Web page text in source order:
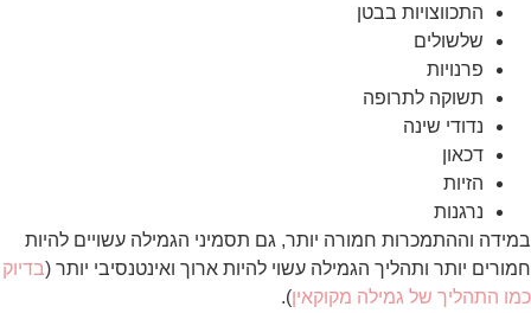
התכווצויות בבטן
שלשולים
פרנויות
תשוקה לתרופה
נדודי שינה
דכאון
הזיות
נרגנות
במידה וההתמכרות חמורה יותר, גם תסמיני הגמילה עשויים להיות
חמורים יותר ותהליך הגמילה עשוי להיות ארוך ואינטנסיבי יותר (בדיוק
כמו התהליך של גמילה מקוקאין).